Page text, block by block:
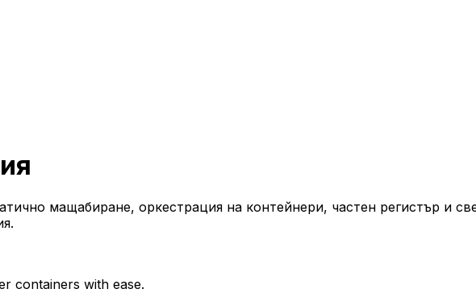
мащабиране, оркестрация на контейнери, частен регистър и
containers with ease.